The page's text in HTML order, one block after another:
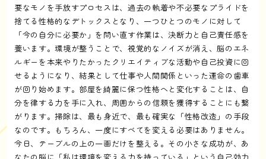
要なモノを手放すプロセスは、過去の執着や不必要なプライドを
捨てる性格的なデトックスとなり、一つひとつのモノに対して
「今の自分に必要か」を問い直す作業は、決断力と自己責任感を
養います。環境が整うことで、視覚的なノイズが消え、脳のエネ
ルギーを本来やりたかったクリエイティブな活動や自己投資に回
せるようになり、結果として仕事や人間関係といった運命の歯車
が回り始めます。部屋を綺麗に保つ性格へと変化することは、自
分を律する力を手に入れ、周囲からの信頼を獲得することにも繋
がります。掃除は、最も身近で、最も確実な「性格改造」の手段
なのです。もちろん、一度にすべてを変える必要はありません。
今日、テーブルの上の一画だけを整える。その小さな成功が、あ